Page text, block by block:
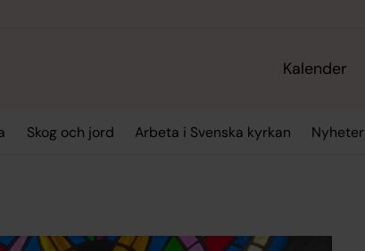
Kalender
Skog och jord Arbeta i Svenska kyrkan Nyheter